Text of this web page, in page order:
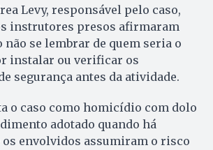
Levy, responsável pelo caso,
instrutores presos afirmaram
não se lembrar de quem seria o
instalar ou verificar os
segurança antes da atividade.
o caso como homicídio com dolo
adotado quando há
envolvidos assumiram o risco